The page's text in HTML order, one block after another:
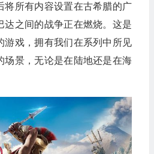
将所有内容设置在古希腊的广
达之间的战争正在燃烧。这是
游戏，拥有我们在系列中所见
场景，无论是在陆地还是在海